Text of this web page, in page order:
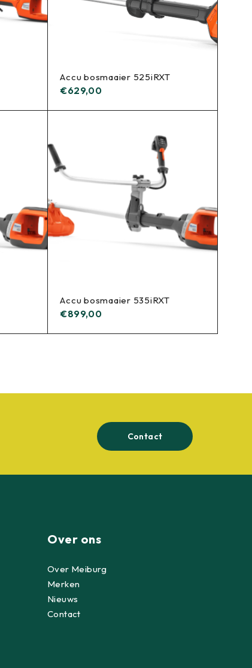
Accu bosmaaier 525iRXT
€629,00
Accu bosmaaier 535iRXT
€899,00
Contact
Over ons
Over Meiburg
Merken
Nieuws
Contact